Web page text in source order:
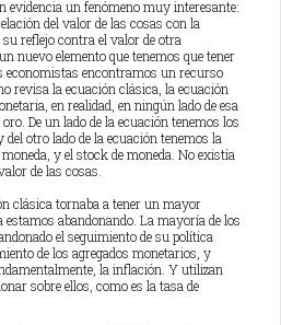
evidencia un fenómeno muy interesante:
del valor de las cosas con la
reflejo contra el valor de otra
nuevo elemento que tenemos que tener
economistas encontramos un recurso
revisa la ecuación clásica, la ecuación
en realidad, en ningún lado de esa
De un lado de la ecuación tenemos los
otro lado de la ecuación tenemos la
y el stock de moneda. No existía
de las cosas.
clásica tornaba a tener un mayor
abandonando. La mayoría de los
el seguimiento de su política
de los agregados monetarios, y
la inflación. Y utilizan
sobre ellos, como es la tasa de